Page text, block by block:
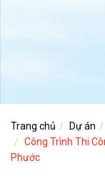
Trang chủ Dự án
Công Trình Thi
Phước